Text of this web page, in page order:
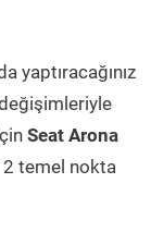
yaptıracağınız
Seat Arona
temel nokta